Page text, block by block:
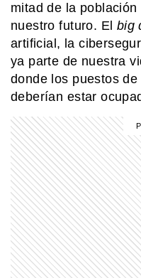
mitad de la
nuestro futuro. El big
artificial, la
ya parte de nuestra
donde los puestos
deberían estar
por
MI